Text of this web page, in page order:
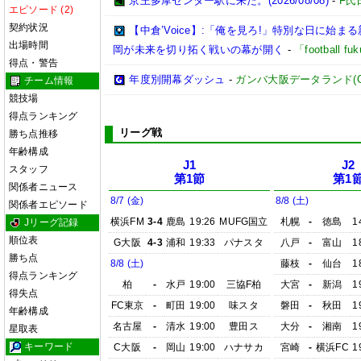
エピソード (2)
契約状況
出場時間
得点・警告
チーム情報
競技場
得点ランキング
勝ち点推移
年齢構成
スタッフ
関係者ニュース
関係者エピソード
Jリーグ記録
順位表
勝ち点
得点ランキング
得失点
年齢構成
星取表
キーワード
【中倉’Voice】:「俺を見ろ!」特別な日に始ま
岡が未来を切り拓く戦いの幕が開く - 「football
年度別開幕ダッシュ - ガンバ大阪データランド
リーグ戦
J1
第1節
8/7 (金)
横浜FM 3-4 鹿島 19:26 MUFG国立
G大阪
4-3 浦和 19:33
パナスタ
8/8 (土)
柏
- 水戸 19:00
三協F柏
FC東京
- 町田 19:00
味スタ
名古屋
- 清水 19:00
豊田ス
C大阪
- 岡山 19:00 ハナサカ
J2
第1
8/8 (土)
札幌
- 徳島
八戸
- 富山
藤枝
- 仙台
大宮
- 新潟
磐田
- 秋田
大分
- 湘南
宮崎
- 横浜FC